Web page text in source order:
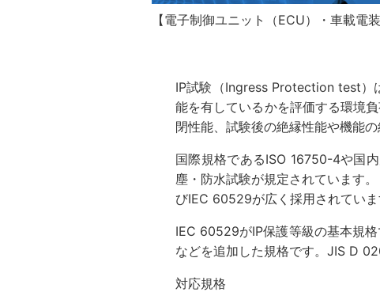
電子制御ユニット（ECU）・車載電
IP試験（Ingress Protection test）
能を有しているかを評価する環境
閉性能、試験後の絶縁性能や機能の
国際規格であるISO 16750-4や国
塵・防水試験が規定されています
びIEC 60529が広く採用されていま
IEC 60529がIP保護等級の基本規
などを追加した規格です。JIS D
対応規格